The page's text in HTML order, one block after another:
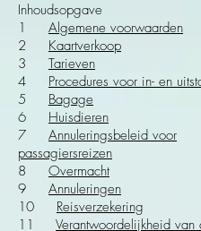
Inhoudsopgave
1 Algemene voorwaarden
2 Kaartverkoop
3 Tarieven
4 Procedures voor in- en
5 Bagage
6 Huisdieren
7 Annuleringsbeleid voor
passagiersreizen
8 Overmacht
9 Annuleringen
10 Reisverzekering
11 Verantwoordelijkheid van